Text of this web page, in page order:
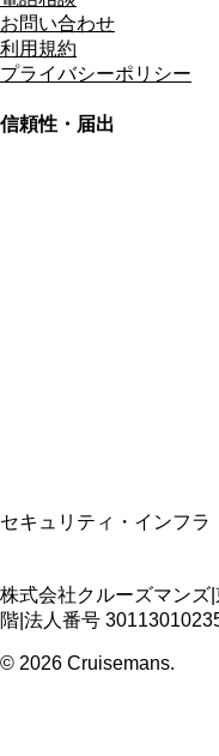
お問い合わせ
利用規約
プライバシーポリシー
信頼性・届出
セキュリティ・インフラ
株式会社クルーズマンズ
階 法人番号
© 2026 Cruisemans.